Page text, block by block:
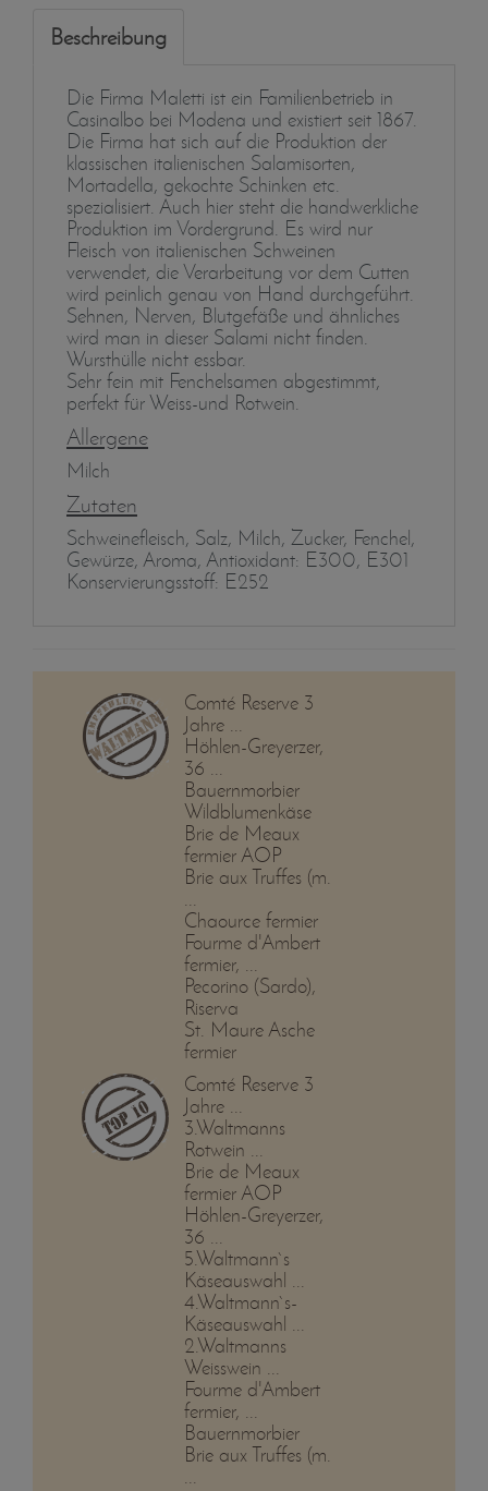
Beschreibung
Die Firma Maletti ist ein Familienbetrieb in
Casinalbo bei Modena und existiert seit 1867.
Die Firma hat sich auf die Produktion der
klassischen italienischen Salamisorten,
Mortadella, gekochte Schinken etc.
spezialisiert. Auch hier steht die handwerkliche
Produktion im Vordergrund. Es wird nur
Fleisch von italienischen Schweinen
verwendet, die Verarbeitung vor dem Cutten
wird peinlich genau von Hand durchgeführt.
Sehnen, Nerven, Blutgefäße und ähnliches
wird man in dieser Salami nicht finden.
Wursthülle nicht essbar.
Sehr fein mit Fenchelsamen abgestimmt,
perfekt für Weiss-und Rotwein.
Allergene
Milch
Zutaten
Schweinefleisch, Salz, Milch, Zucker, Fenchel,
Gewürze, Aroma, Antioxidant: E300, E301
Konservierungsstoff: E252
Comté Reserve 3
Jahre ...
Höhlen-Greyerzer,
36 ...
Bauernmorbier
Wildblumenkäse
Brie de Meaux
fermier AOP
Brie aux Truffes (m.
...
Chaource fermier
Fourme d'Ambert
fermier, ...
Pecorino (Sardo),
Riserva
St. Maure Asche
fermier
Comté Reserve 3
Jahre ...
3.Waltmanns
Rotwein ...
Brie de Meaux
fermier AOP
Höhlen-Greyerzer,
36 ...
5.Waltmann`s
Käseauswahl ...
4.Waltmann`s-
Käseauswahl ...
2.Waltmanns
Weisswein ...
Fourme d'Ambert
fermier, ...
Bauernmorbier
Brie aux Truffes (m.
...